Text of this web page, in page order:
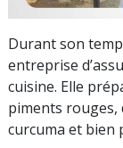
Durant son
entreprise
cuisine. Elle
piments rouges,
curcuma et bien